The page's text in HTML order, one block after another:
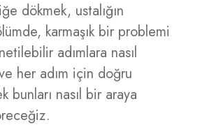
dökmek, ustalığın
karmaşık bir problemi
adımlara nasıl
her adım için doğru
bunları nasıl bir araya